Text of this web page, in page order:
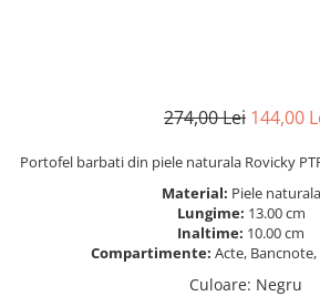
274,00 Lei 144,00
Portofel barbati din piele naturala Rovicky
Material: Piele naturala
Lungime: 13.00 cm
Inaltime: 10.00 cm
Compartimente: Acte,
Culoare: Negru